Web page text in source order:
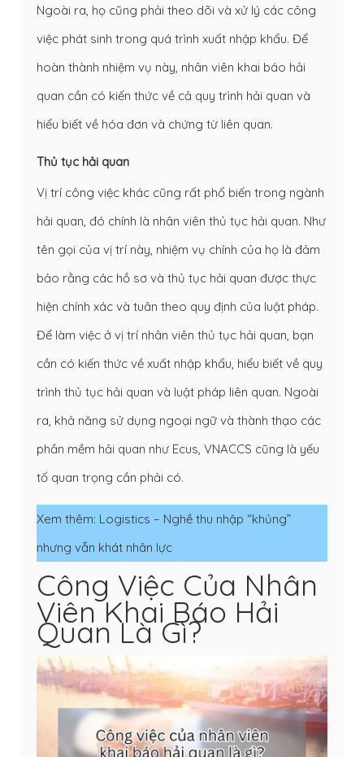
Ngoài ra, họ cũng phải theo dõi và xử lý các công
việc phát sinh trong quá trình xuất nhập khẩu. Để
hoàn thành nhiệm vụ này, nhân viên khai báo hải
quan cần có kiến thức về cả quy trình hải quan và
hiểu biết về hóa đơn và chứng từ liên quan.
Thủ tục hải quan
Vị trí công việc khác cũng rất phổ biến trong ngành
hải quan, đó chính là nhân viên thủ tục hải quan. Như
tên gọi của vị trí này, nhiệm vụ chính của họ là đảm
bảo rằng các hồ sơ và thủ tục hải quan được thực
hiện chính xác và tuân theo quy định của luật pháp.
Để làm việc ở vị trí nhân viên thủ tục hải quan, bạn
cần có kiến thức về xuất nhập khẩu, hiểu biết về quy
trình thủ tục hải quan và luật pháp liên quan. Ngoài
ra, khả năng sử dụng ngoại ngữ và thành thạo các
phần mềm hải quan như Ecus, VNACCS cũng là yếu
tố quan trọng cần phải có.
Xem thêm: Logistics – Nghề thu nhập “khủng”
nhưng vẫn khát nhân lực
Công Việc Của Nhân
Viên Khai Báo Hải
Quan Là Gì?